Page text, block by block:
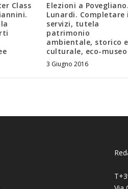
Class
Elezioni a Povegliano.
Lunardi. Completare i
servizi, tutela
patrimonio
ambientale, storico e
culturale, eco-museo
3 Giugno 2016